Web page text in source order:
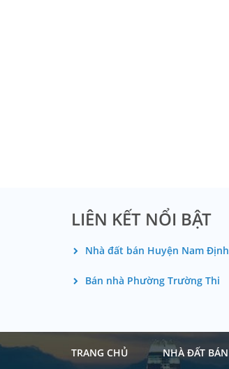
LIÊN KẾT NỔI BẬT
Nhà đất bán Huyện Nam Định
Bán nhà Phường Trường Thi
TRANG CHỦ NHÀ ĐẤT BÁN